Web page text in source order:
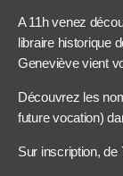
A 11h venez
libraire historique
Geneviève vient
Découvrez les
future vocation)
Sur inscription, de